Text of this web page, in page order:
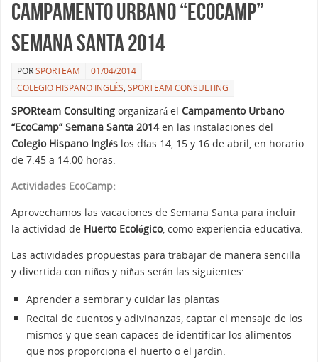
Campamento Urbano “EcoCamp”
Semana Santa 2014
PORSPORTEAM
01/04/2014
COLEGIO HISPANO INGLÉS, SPORTEAM CONSULTING
SPORteam Consulting organizará el Campamento Urbano
“EcoCamp” Semana Santa 2014en las instalaciones del
Colegio Hispano Inglés los días 14, 15 y 16 de abril, en horario
de 7:45 a 14:00 horas.
Actividades EcoCamp:
Aprovechamos las vacaciones de Semana Santa para incluir
la actividad de Huerto Ecológico, como experiencia educativa.
Las actividades propuestas para trabajar de manera sencilla
y divertida con niños y niñas serán las siguientes:
Aprender a sembrar y cuidar las plantas
Recital de cuentos y adivinanzas, captar el mensaje de los
mismos y que sean capaces de identificar los alimentos
que nos proporciona el huerto o el jardín.